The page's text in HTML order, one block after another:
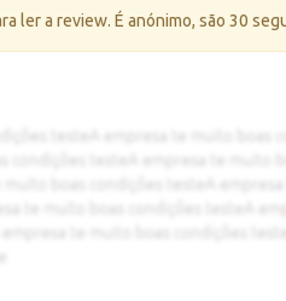
ler a review. É anónimo, são 30